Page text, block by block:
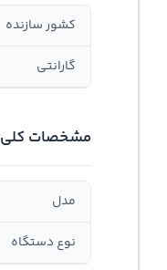
کشور سازنده
گارانتی
مشخصات کلی
مدل
نوع دستگاه